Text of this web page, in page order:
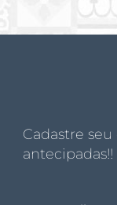
Cadastre
antecipadas!!